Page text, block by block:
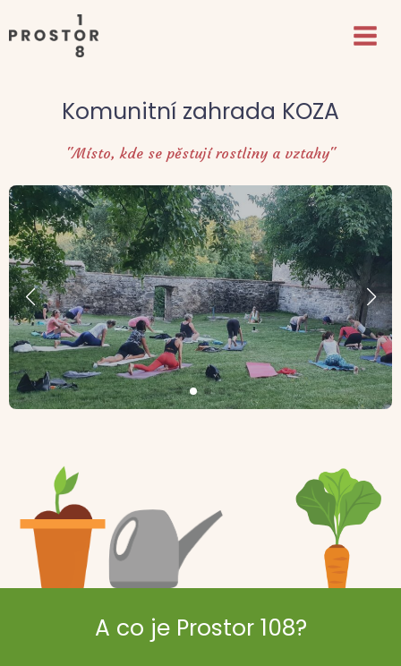
Komunitní zahrada KOZA
"Místo, kde se pěstují rostliny a vztahy"
A co je Prostor 108?